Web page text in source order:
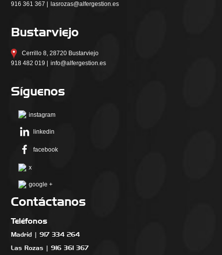
916 361 367 |
lasrozas@alfergestion.es
Bustarviejo
Cerrillo 8, 28720 Bustarviejo
918 482 019 | info@alfergestion.es
Síguenos
instagram
linkedin
facebook
x
google +
Contáctanos
Teléfonos
Madrid | 917 334 264
Las Rozas | 916 361 367